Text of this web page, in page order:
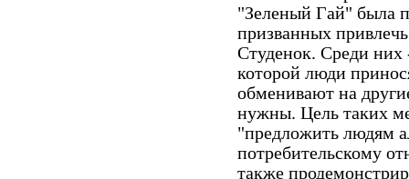
"Зеленый Гай" была
призванных
Студенок. Среди
которой люди
обменивают на
нужны. Цель таких
"предложить людям
потребительскому
также